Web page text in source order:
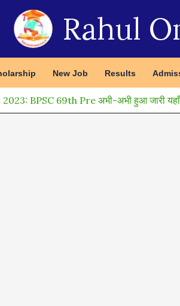
Rahul
New Job Results
BPSC 69th Pre अभी-अभी हुआ जारी